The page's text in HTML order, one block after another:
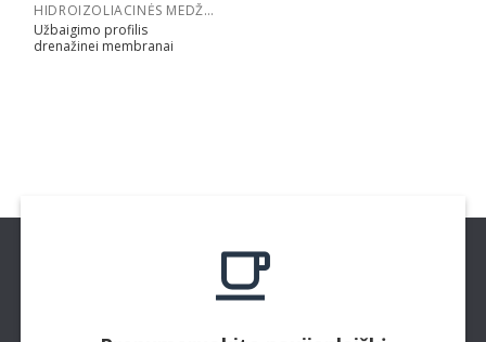
HIDROIZOLIACINĖS MEDŽIAGOS
Užbaigimo profilis
drenažinei membranai